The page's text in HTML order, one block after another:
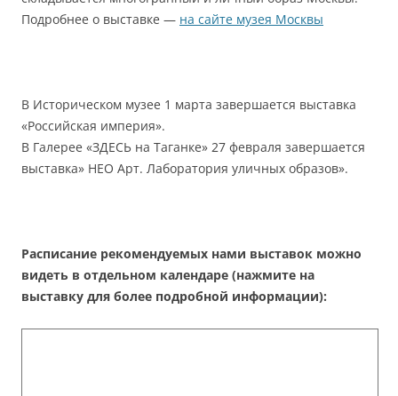
Подробнее о выставке — на сайте музея Москвы
В Историческом музее 1 марта завершается выставка
«Российская империя».
В Галерее «ЗДЕСЬ на Таганке» 27 февраля завершается
выставка» НЕО Арт. Лаборатория уличных образов».
Расписание рекомендуемых нами выставок можно
видеть в отдельном календаре (нажмите на
выставку для более подробной информации):